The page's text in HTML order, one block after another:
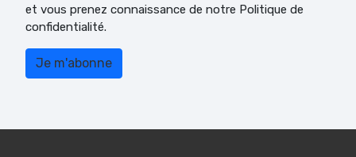
et vous prenez connaissance de notre Politique de
confidentialité.